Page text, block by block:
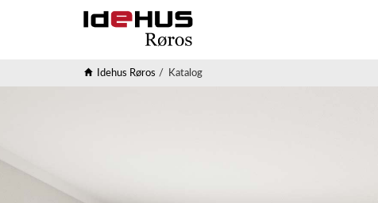
Idehus Røros Katalog